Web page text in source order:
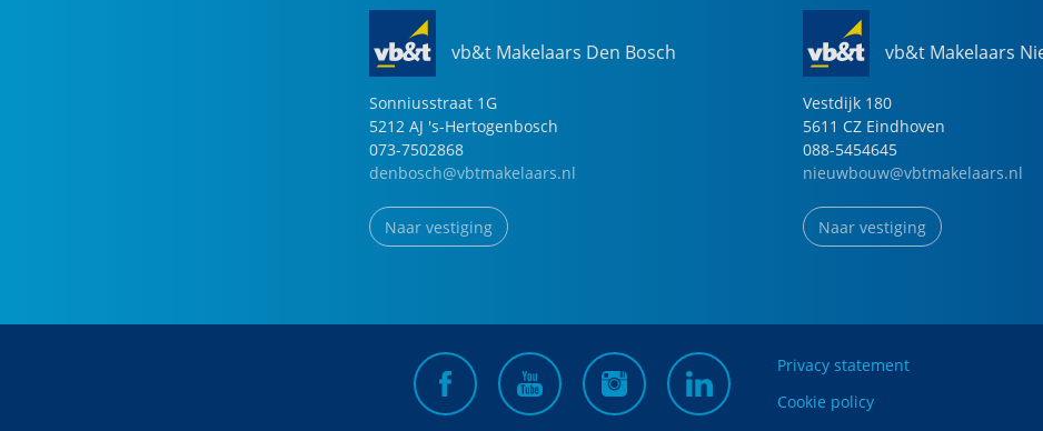
vb&t Makelaars Den Bosch
Sonniusstraat 1G
5212 AJ 's-Hertogenbosch
073-7502868
denbosch@vbtmakelaars.nl
Naar vestiging
vb&t Makelaars
Vestdijk 180
5611 CZ Eindhoven
088-5454645
nieuwbouw@vbtmakelaars.nl
Naar vestiging
Privacy statement
Cookie policy